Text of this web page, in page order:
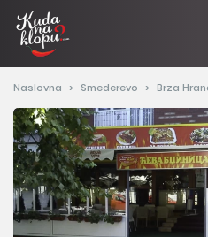
Naslovna Smederevo Brza